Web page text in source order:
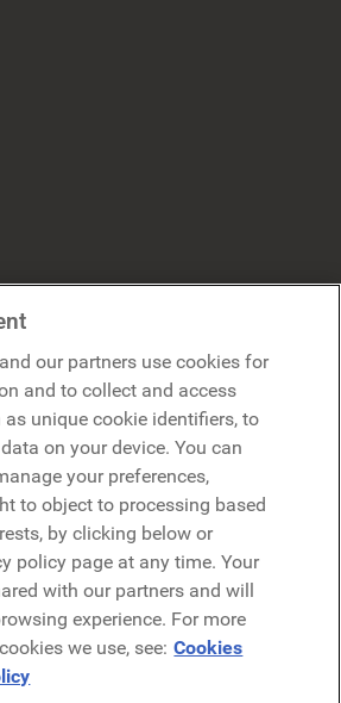
our partners use cookies for
and to collect and access
unique cookie identifiers, to
on your device. You can
your preferences,
to object to processing based
by clicking below or
policy page at any time. Your
with our partners and will
experience. For more
we use, see: Cookies